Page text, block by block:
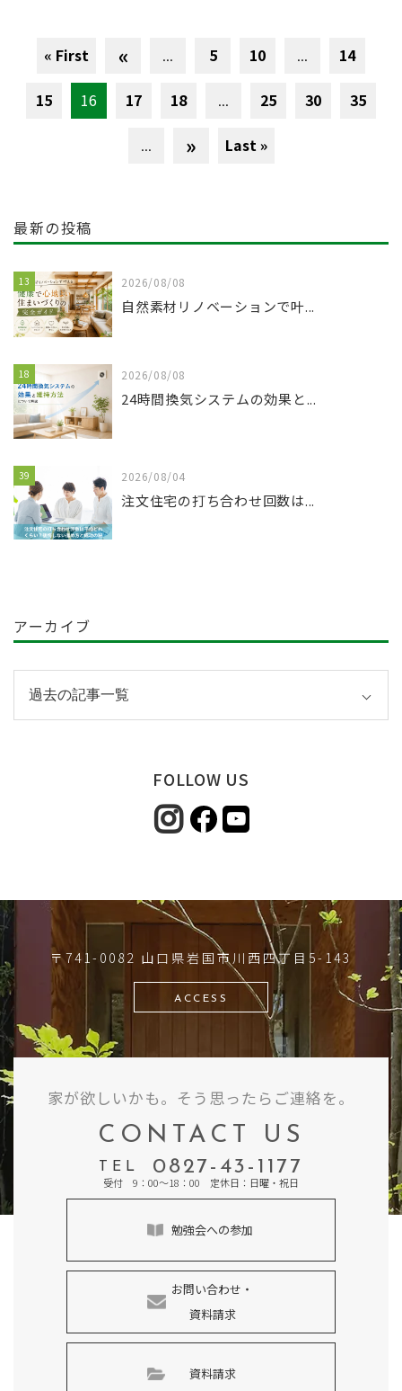
« First « ... 5 10 ... 14
15 16 17 18 ... 25 30 35
... » Last »
最新の投稿
13 2026/08/08
自然素材リノベーションで叶...
18 2026/08/08
24時間換気システムの効果と...
39 2026/08/04
注文住宅の打ち合わせ回数は...
アーカイブ
FOLLOW US
〒741-0082 山口県岩国市川西四丁目5-143
ACCESS
家が欲しいかも。そう思ったらご連絡を。
CONTACT US
TEL 0827-43-1177
受付 9：00～18：00 定休日：日曜・祝日
勉強会への参加
お問い合わせ・
資料請求
資料請求